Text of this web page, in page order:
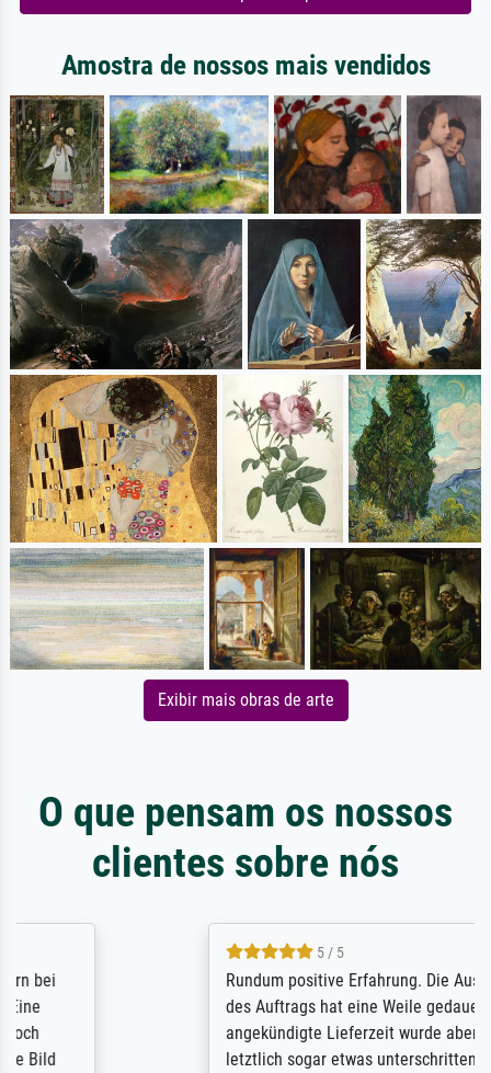
Amostra de nossos mais vendidos
Exibir mais obras de arte
O que pensam os nossos
clientes sobre nós
Rundum positive Erfahrung. Die Ausführung
des Auftrags hat eine Weile gedauert, die
angekündigte Lieferzeit wurde aber
letztlich sogar etwas unterschritten. Die